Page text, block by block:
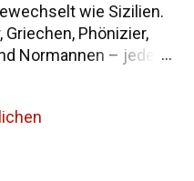
wie Sizilien.
Griechen, Phönizier,
Normannen – jede
"Sicilia" heißt und
wurde, findest du